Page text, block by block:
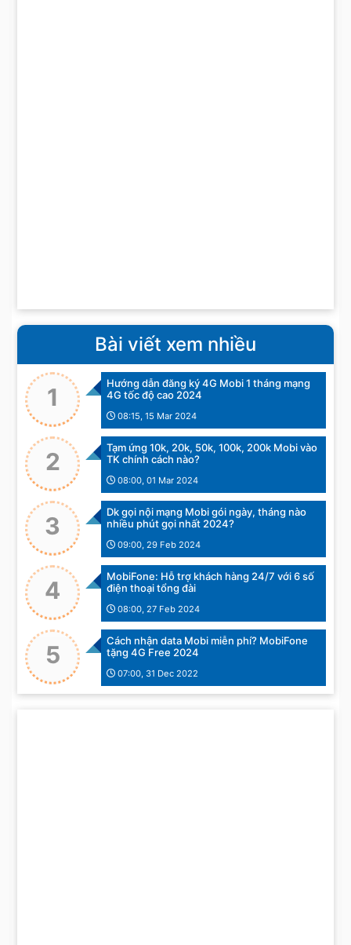
Bài viết xem nhiều
1
Hướng dẫn đăng ký 4G Mobi 1 tháng mạng
4G tốc độ cao 2024
08:15, 15 Mar 2024
2
Tạm ứng 10k, 20k, 50k, 100k, 200k Mobi vào
TK chính cách nào?
08:00, 01 Mar 2024
3
Dk gọi nội mạng Mobi gói ngày, tháng nào
nhiều phút gọi nhất 2024?
09:00, 29 Feb 2024
4
MobiFone: Hỗ trợ khách hàng 24/7 với 6 số
điện thoại tổng đài
08:00, 27 Feb 2024
5
Cách nhận data Mobi miễn phí? MobiFone
tặng 4G Free 2024
07:00, 31 Dec 2022